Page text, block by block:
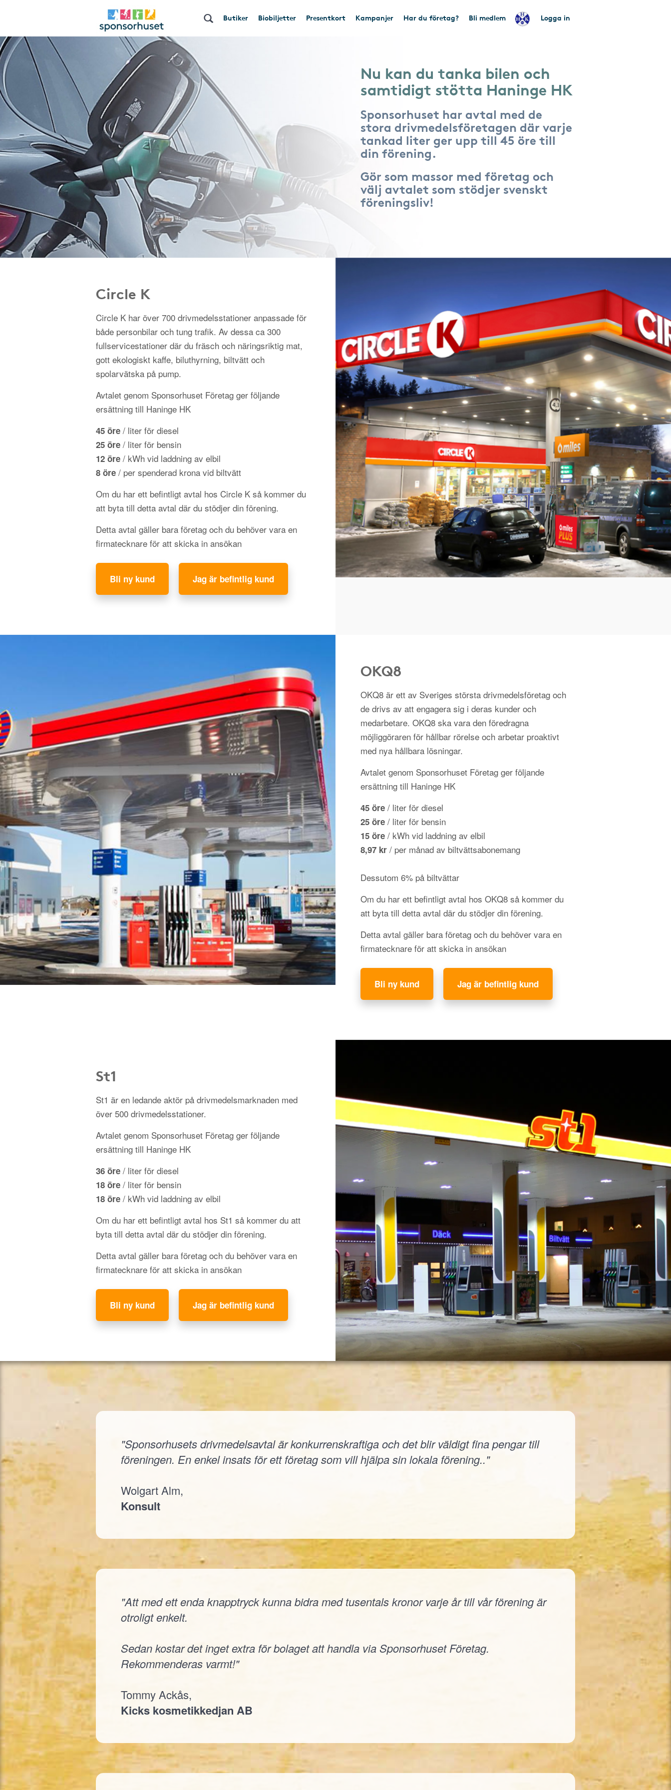
Butiker Biobiljetter Presentkort Kampanjer Har du företag? Bli medlem Logga in
Nu kan du tanka bilen och
samtidigt stötta Haninge HK
Sponsorhuset har avtal med de
stora drivmedelsföretagen där varje
tankad liter ger upp till 45 öre till
din förening.
Gör som massor med företag och
välj avtalet som stödjer svenskt
föreningsliv!
Circle K
Circle K har över 700 drivmedelsstationer anpassade för
både personbilar och tung trafik. Av dessa ca 300
fullservicestationer där du fräsch och näringsriktig mat,
gott ekologiskt kaffe, biluthyrning, biltvätt och
spolarvätska på pump.
Avtalet genom Sponsorhuset Företag ger följande
ersättning till Haninge HK
45 öre / liter för diesel
25 öre / liter för bensin
12 öre / kWh vid laddning av elbil
8 öre / per spenderad krona vid biltvätt
Om du har ett befintligt avtal hos Circle K så kommer du
att byta till detta avtal där du stödjer din förening.
Detta avtal gäller bara företag och du behöver vara en
firmatecknare för att skicka in ansökan
Bli ny kund Jag är befintlig kund
OKQ8
OKQ8 är ett av Sveriges största drivmedelsföretag och
de drivs av att engagera sig i deras kunder och
medarbetare. OKQ8 ska vara den föredragna
möjliggöraren för hållbar rörelse och arbetar proaktivt
med nya hållbara lösningar.
Avtalet genom Sponsorhuset Företag ger följande
ersättning till Haninge HK
45 öre / liter för diesel
25 öre / liter för bensin
15 öre / kWh vid laddning av elbil
8,97 kr / per månad av biltvättsabonemang
Dessutom 6% på biltvättar
Om du har ett befintligt avtal hos OKQ8 så kommer du
att byta till detta avtal där du stödjer din förening.
Detta avtal gäller bara företag och du behöver vara en
firmatecknare för att skicka in ansökan
Bli ny kund Jag är befintlig kund
St1
St1 är en ledande aktör på drivmedelsmarknaden med
över 500 drivmedelsstationer.
Avtalet genom Sponsorhuset Företag ger följande
ersättning till Haninge HK
36 öre / liter för diesel
18 öre / liter för bensin
18 öre / kWh vid laddning av elbil
Om du har ett befintligt avtal hos St1 så kommer du att
byta till detta avtal där du stödjer din förening.
Detta avtal gäller bara företag och du behöver vara en
firmatecknare för att skicka in ansökan
Bli ny kund Jag är befintlig kund
"Sponsorhusets drivmedelsavtal är konkurrenskraftiga och det blir väldigt fina pengar till
föreningen. En enkel insats för ett företag som vill hjälpa sin lokala förening.."
Wolgart Alm,
Konsult
"Att med ett enda knapptryck kunna bidra med tusentals kronor varje år till vår förening är
otroligt enkelt.
Sedan kostar det inget extra för bolaget att handla via Sponsorhuset Företag.
Rekommenderas varmt!"
Tommy Ackås,
Kicks kosmetikkedjan AB